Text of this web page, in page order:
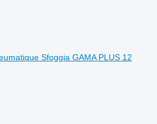
Sfoggia GAMA PLUS 12